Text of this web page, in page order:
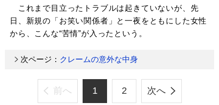
これまで目立ったトラブルは起きていないが、先
日、新規の「お笑い関係者」と一夜をともにした女性
から、こんな“苦情”が入ったという。
次ページ： クレームの意外な中身
前へ 1 2 次へ